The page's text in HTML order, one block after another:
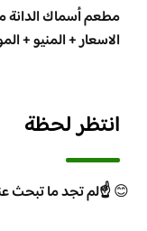
مطعم أسماك الدانة
الاسعار + المنيو +
انتظر لحظة
😊☝️لم تجد ما تبحث